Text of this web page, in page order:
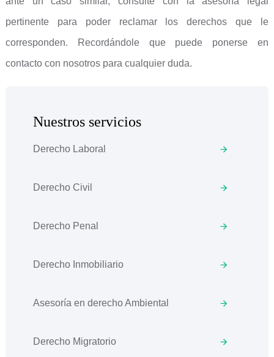
pertinente para poder reclamar los derechos que le
corresponden. Recordándole que puede ponerse en
contacto con nosotros para cualquier duda.
Nuestros servicios
Derecho Laboral
Derecho Civil
Derecho Penal
Derecho Inmobiliario
Asesoría en derecho Ambiental
Derecho Migratorio